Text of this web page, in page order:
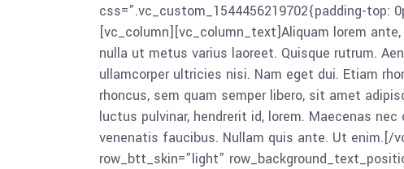
css=”.vc_custom_1544456219702{padding-top:
[vc_column][vc_column_text]Aliquam lorem
nulla ut metus varius laoreet. Quisque rutrum.
ullamcorper ultricies nisi. Nam eget dui. Etiam
rhoncus, sem quam semper libero, sit amet
luctus pulvinar, hendrerit id, lorem. Maecenas
venenatis faucibus. Nullam quis ante. Ut
row_btt_skin=”light”